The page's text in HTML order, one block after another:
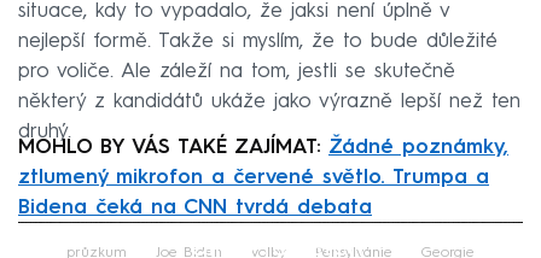
situace, kdy to vypadalo, že jaksi není úplně v
nejlepší formě. Takže si myslím, že to bude důležité
pro voliče. Ale záleží na tom, jestli se skutečně
některý z kandidátů ukáže jako výrazně lepší než ten
druhý.
MOHLO BY VÁS TAKÉ ZAJÍMAT: Žádné poznámky,
ztlumený mikrofon a červené světlo. Trumpa a
Bidena čeká na CNN tvrdá debata
Failed to fetch
průzkum Joe Biden volby Pensylvánie Georgie